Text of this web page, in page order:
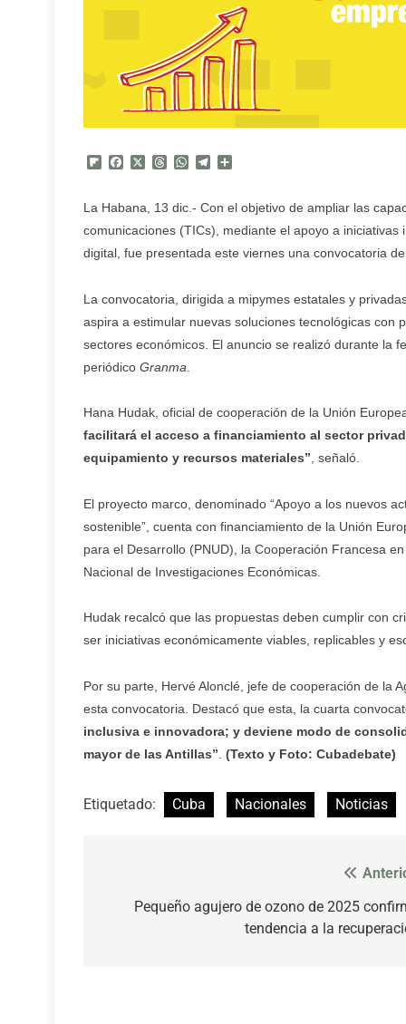
Flipboard
FacebookThreadsWhatsApp
Telegram
La Habana, 13 dic.- Con el objetivo de ampliar las
comunicaciones (TICs), mediante el apoyo a
digital, fue presentada este viernes una convocatoria
La convocatoria, dirigida a mipymes estatales y
aspira a estimular nuevas soluciones tecnológicas con
sectores económicos. El anuncio se realizó durante la
periódico Granma
Hana Hudak, oficial de cooperación de la Unión
facilitará el acceso a financiamiento al sector
equipamiento y recursos materiales”, señaló.
El proyecto marco, denominado “Apoyo a los nuevos
sostenible”, cuenta con financiamiento de la Unión
para el Desarrollo (PNUD), la Cooperación Francesa
Nacional de Investigaciones Económicas.
Hudak recalcó que las propuestas deben cumplir con
ser iniciativas económicamente viables, replicables y
Por su parte, Hervé Alonclé, jefe de cooperación de la
esta convocatoria. Destacó que esta, la cuarta
inclusiva e innovadora; y deviene modo de
mayor de las Antillas” (Texto y Foto: Cubadebate)
Etiquetado: Cuba Nacionales Noticias
Pequeño agujero de ozono de 2025
tendencia a la